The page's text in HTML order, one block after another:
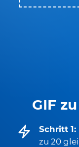
GIF
Schritt 1:
zu 20